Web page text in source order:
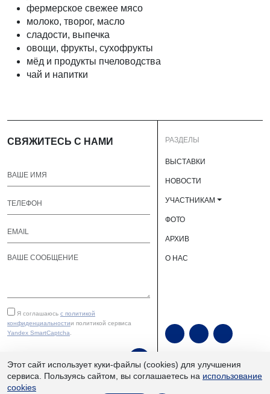
фермерское свежее мясо
молоко, творог, масло
сладости, выпечка
овощи, фрукты, сухофрукты
мёд и продукты пчеловодства
чай и напитки
СВЯЖИТЕСЬ С НАМИ
Я соглашаюсь с политикой
конфиденциальностии политикой сервиса
Yandex SmartCaptcha
РАЗДЕЛЫ
ВЫСТАВКИ
НОВОСТИ
УЧАСТНИКАМ
ФОТО
АРХИВ
О НАС
Этот сайт использует куки-файлы (cookies) для улучшения
сервиса. Пользуясь сайтом, вы соглашаетесь на использование
cookies